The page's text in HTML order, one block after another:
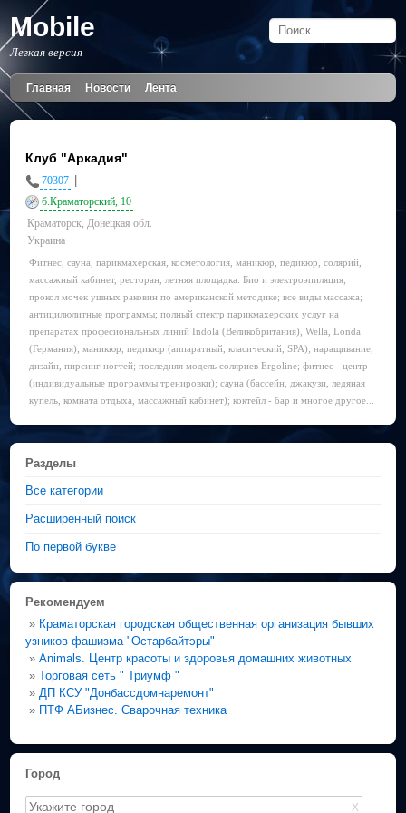
Mobile
Легкая версия
Главная Новости Лента
Клуб "Аркадия"
70307
б.Краматорский, 10
Краматорск, Донецкая обл.
Украина
Фитнес, сауна, парикмахерская, косметология, маникюр, педикюр, солярий,
массажный кабинет, ресторан, летняя площадка. Био и электроэпиляция;
прокол мочек ушных раковин по американской методике; все виды массажа;
антицилюлитные программы; полный спектр парикмахерских услуг на
препаратах професиональных линий Indola (Великобритания), Wella, Londa
(Германия); маникюр, педикюр (аппаратный, класический, SPA); наращивание,
дизайн, пирсинг ногтей; последняя модель соляриев Ergoline; фитнес - центр
(индивидуальные программы тренировки); сауна (бассейн, джакузи, ледяная
купель, комната отдыха, массажный кабинет); коктейл - бар и многое другое...
Разделы
Все категории
Расширенный поиск
По первой букве
Рекомендуем
» Краматорская городская общественная организация бывших
узников фашизма "Остарбайтэры"
»Animals. Центр красоты и здоровья домашних животных
»Торговая сеть " Триумф "
» ДП КСУ "Донбассдомнаремонт"
» ПТФ АБизнес. Сварочная техника
Город
X